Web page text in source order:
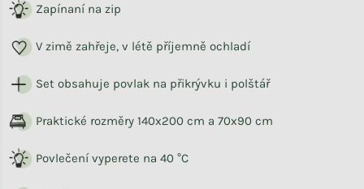
Zapínaní na zip
V zimě zahřeje, v létě příjemně ochladí
Set obsahuje povlak na přikrývku i polštář
Praktické rozměry 140x200 cm a 70x90 cm
Povlečení vyperete na 40 °C